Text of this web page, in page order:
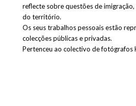
reflecte sobre questões de
do território.
Os seus trabalhos pessoais estão
colecções públicas e privadas.
Pertenceu ao colectivo de fotógrafos